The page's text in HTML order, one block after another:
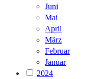
Juni
Mai
April
März
Februar
Januar
2024